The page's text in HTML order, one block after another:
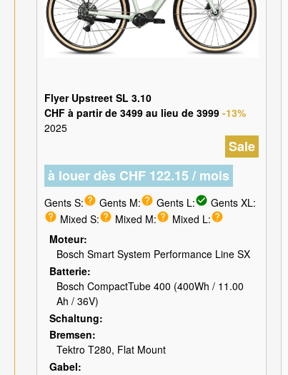
Flyer Upstreet SL 3.10
CHF à partir de 3499 au lieu de 3999 -13%
2025
Sale
à louer dès CHF 122.15 / mois
Gents S:help Gents M:help Gents L:check_circle Gents XL:
help Mixed S:help Mixed M:help Mixed L:help
Moteur
Bosch Smart System Performance Line SX
Batterie
Bosch CompactTube 400 (400Wh / 11.00
Ah / 36V)
Schaltung
Bremsen
Tektro T280, Flat Mount
Gabel